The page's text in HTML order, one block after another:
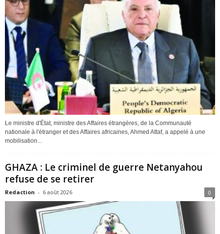
Le ministre d'État, ministre des Affaires étrangères, de la Communauté
nationale à l'étranger et des Affaires africaines, Ahmed Attaf, a appelé à une
mobilisation...
GHAZA : Le criminel de guerre Netanyahou
refuse de se retirer
Redaction - 6 août 2026 0